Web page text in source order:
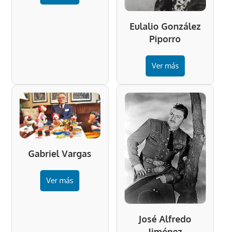
Eulalio González
Piporro
Ver más
Gabriel Vargas
Ver más
José Alfredo